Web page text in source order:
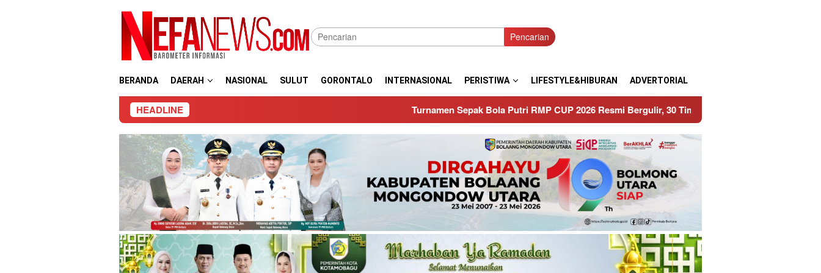
Pencarian
BERANDA DAERAH NASIONAL SULUT GORONTALO INTERNASIONAL PERISTIWA LIFESTYLE&HIBURAN ADVERTORIAL
HEADLINE Turnamen Sepak Bola Putri RMP CUP 2026 Resmi Bergulir, 30 Tim Siap Berlaga!